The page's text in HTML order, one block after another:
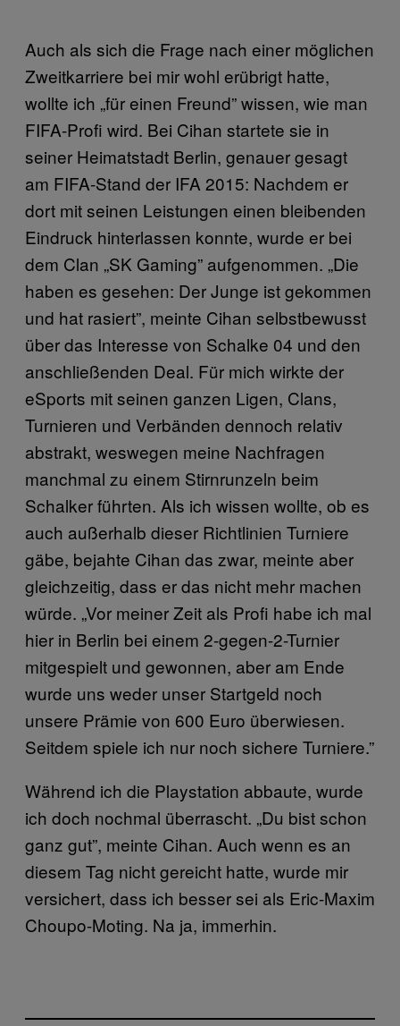
Auch als sich die Frage nach einer möglichen
Zweitkarriere bei mir wohl erübrigt hatte,
wollte ich „für einen Freund” wissen, wie man
FIFA-Profi wird. Bei Cihan startete sie in
seiner Heimatstadt Berlin, genauer gesagt
am FIFA-Stand der IFA 2015: Nachdem er
dort mit seinen Leistungen einen bleibenden
Eindruck hinterlassen konnte, wurde er bei
dem Clan „SK Gaming” aufgenommen. „Die
haben es gesehen: Der Junge ist gekommen
und hat rasiert”, meinte Cihan selbstbewusst
über das Interesse von Schalke 04 und den
anschließenden Deal. Für mich wirkte der
eSports mit seinen ganzen Ligen, Clans,
Turnieren und Verbänden dennoch relativ
abstrakt, weswegen meine Nachfragen
manchmal zu einem Stirnrunzeln beim
Schalker führten. Als ich wissen wollte, ob es
auch außerhalb dieser Richtlinien Turniere
gäbe, bejahte Cihan das zwar, meinte aber
gleichzeitig, dass er das nicht mehr machen
würde. „Vor meiner Zeit als Profi habe ich mal
hier in Berlin bei einem 2-gegen-2-Turnier
mitgespielt und gewonnen, aber am Ende
wurde uns weder unser Startgeld noch
unsere Prämie von 600 Euro überwiesen.
Seitdem spiele ich nur noch sichere Turniere.”
Während ich die Playstation abbaute, wurde
ich doch nochmal überrascht. „Du bist schon
ganz gut”, meinte Cihan. Auch wenn es an
diesem Tag nicht gereicht hatte, wurde mir
versichert, dass ich besser sei als Eric-Maxim
Choupo-Moting. Na ja, immerhin.